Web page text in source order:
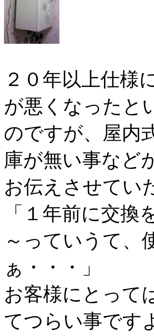
２０年以上仕様
が悪くなったと
のですが、屋内
庫が無い事など
お伝えさせてい
「１年前に交
～っていうて、
ぁ・・・」
お客様にとって
てつらい事です